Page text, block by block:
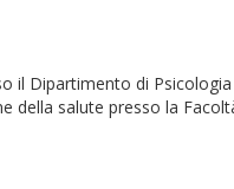
Dipartimento di
della salute presso la